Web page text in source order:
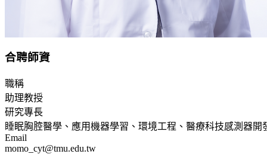
合聘師資
職稱
助理教授
研究專長
睡眠胸腔醫學、應用機器學習、環境工程、醫療科技感測器開
Email
momo_cyt@tmu.edu.tw